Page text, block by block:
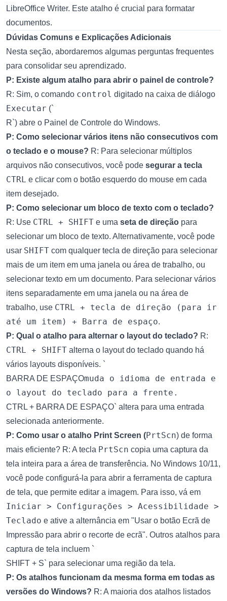
LibreOffice Writer. Este atalho é crucial para formatar
documentos.
Dúvidas Comuns e Explicações Adicionais
Nesta seção, abordaremos algumas perguntas frequentes
para consolidar seu aprendizado.
P: Existe algum atalho para abrir o painel de controle?
R: Sim, o comando control digitado na caixa de diálogo
Executar (`
R`) abre o Painel de Controle do Windows.
P: Como selecionar vários itens não consecutivos com
o teclado e o mouse? R: Para selecionar múltiplos
arquivos não consecutivos, você pode segurar a tecla
CTRL e clicar com o botão esquerdo do mouse em cada
item desejado.
P: Como selecionar um bloco de texto com o teclado?
R: Use CTRL + SHIFT e uma seta de direção para
selecionar um bloco de texto. Alternativamente, você pode
usar SHIFT com qualquer tecla de direção para selecionar
mais de um item em uma janela ou área de trabalho, ou
selecionar texto em um documento. Para selecionar vários
itens separadamente em uma janela ou na área de
trabalho, use CTRL + tecla de direção (para ir
até um item) + Barra de espaço.
P: Qual o atalho para alternar o layout do teclado? R:
CTRL + SHIFT alterna o layout do teclado quando há
vários layouts disponíveis. `
BARRA DE ESPAÇOmuda o idioma de entrada e
o layout do teclado para a frente.
CTRL + BARRA DE ESPAÇO` altera para uma entrada
selecionada anteriormente.
P: Como usar o atalho Print Screen (PrtScn) de forma
mais eficiente? R: A tecla PrtScn copia uma captura da
tela inteira para a área de transferência. No Windows 10/11,
você pode configurá-la para abrir a ferramenta de captura
de tela, que permite editar a imagem. Para isso, vá em
Iniciar > Configurações > Acessibilidade >
Teclado e ative a alternância em "Usar o botão Ecrã de
Impressão para abrir o recorte de ecrã". Outros atalhos para
captura de tela incluem `
SHIFT + S` para selecionar uma região da tela.
P: Os atalhos funcionam da mesma forma em todas as
versões do Windows? R: A maioria dos atalhos listados